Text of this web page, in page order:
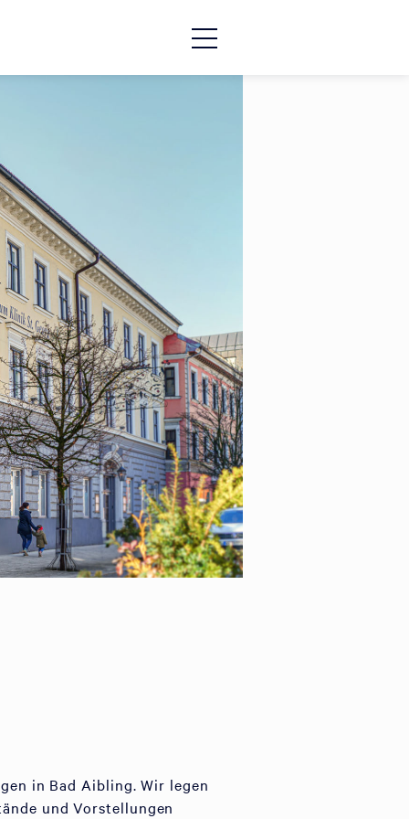
in Bad Aibling. Wir legen
und Vorstellungen